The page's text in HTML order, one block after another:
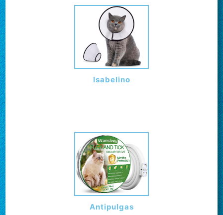
Isabelino
Antipulgas